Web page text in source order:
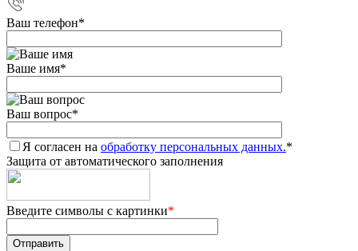
Ваш телефон*
Ваше имя*
Ваш вопрос*
Я согласен на обработку персональных данных.*
Защита от автоматического заполнения
Введите символы с картинки*